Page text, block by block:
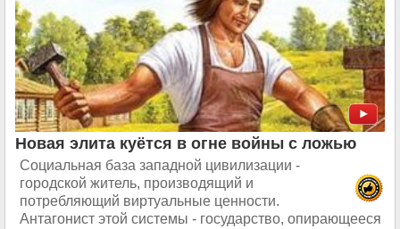
Новая элита куётся в огне войны с ложью
Социальная база западной цивилизации -
городской житель, производящий и
потребляющий виртуальные ценности.
Антагонист этой системы - государство, опирающееся